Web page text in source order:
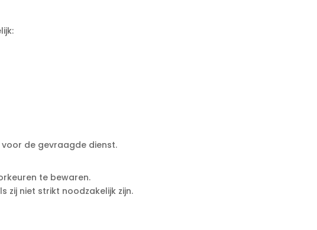
de gevraagde dienst.
te bewaren.
zij niet strikt noodzakelijk zijn.